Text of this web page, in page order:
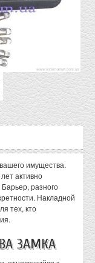
имущества.
активно
разного
Накладной
тех, кто
ЗАМКА